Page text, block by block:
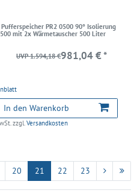
Pufferspeicher PR2 0500 90° Isolierung
mit 2x Wärmetauscher 500 Liter
UVP 1.594,18 €981,04 € *
In den Warenkorb
zzgl.Versandkosten
20 21 22 23